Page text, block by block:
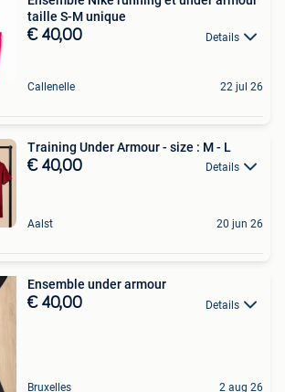
taille S-M unique
€ 40,00 Details
Callenelle 22 jul 26
Training Under Armour - size : M - L
€ 40,00 Details
Aalst 20 jun 26
Ensemble under armour
€ 40,00 Details
Bruxelles 2 aug 26